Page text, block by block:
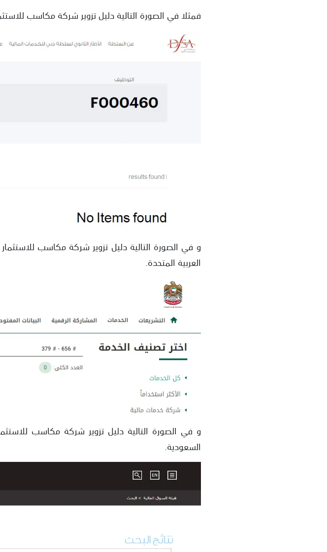
فمثلا في الصورة التالية دليل تزوير شركة مكاسب
و في الصورة التالية دليل تزوير شركة مكاسب
العربية المتحدة.
و في الصورة التالية دليل تزوير شركة مكاسب
السعودية.